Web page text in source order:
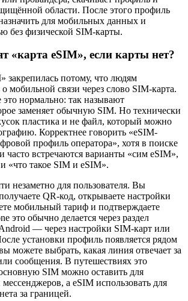
области. После этого профиль
для мобильных данных и
без физической SIM-карты.
«карта eSIM», если карты нет?
закрепилась потому, что людям
мобильной связи через слово SIM-карта.
нормально: так называют
заменяет обычную SIM. Но технически
пластика и не файл, который можно
Корректнее говорить «eSIM-
профиль оператора», хотя в поиске
часто встречаются варианты «сим eSIM»,
«что такое SIM и eSIM».
незаметно для пользователя. Вы
QR-код, открываете настройки
мобильный тариф и подтверждаете
это обычно делается через раздел
— через настройки SIM-карт или
установки профиль появляется рядом
можете выбрать, какая линия отвечает за
сообщения. В путешествиях это
SIM можно оставить для
а eSIM использовать для
за границей.